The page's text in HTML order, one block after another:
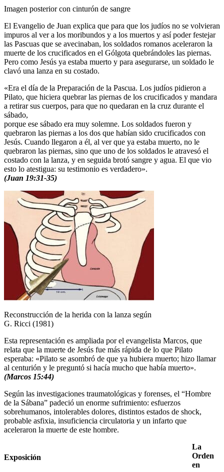
Imagen posterior con cinturón de sangre
El Evangelio de Juan explica que para que los judíos no se volvieran
impuros al ver a los moribundos y a los muertos y así poder festejar
las Pascuas que se avecinaban, los soldados romanos aceleraron la
muerte de los crucificados en el Gólgota quebrándoles las piernas.
Pero como Jesús ya estaba muerto y para asegurarse, un soldado le
clavó una lanza en su costado.
«Era el día de la Preparación de la Pascua. Los judíos pidieron a
Pilato, que hiciera quebrar las piernas de los crucificados y mandara
a retirar sus cuerpos, para que no quedaran en la cruz durante el
sábado,
porque ese sábado era muy solemne. Los soldados fueron y
quebraron las piernas a los dos que habían sido crucificados con
Jesús. Cuando llegaron a él, al ver que ya estaba muerto, no le
quebraron las piernas, sino que uno de los soldados le atravesó el
costado con la lanza, y en seguida brotó sangre y agua. El que vio
esto lo atestigua: su testimonio es verdadero».
(Juan 19:31-35)
Reconstrucción de la herida con la lanza según
G. Ricci (1981)
Esta representación es ampliada por el evangelista Marcos, que
relata que la muerte de Jesús fue más rápida de lo que Pilato
esperaba: «Pilato se asombró de que ya hubiera muerto; hizo llamar
al centurión y le preguntó si hacía mucho que había muerto».
(Marcos 15:44)
Según las investigaciones traumatológicas y forenses, el “Hombre
de la Sábana” padeció un enorme sufrimiento: esfuerzos
sobrehumanos, intolerables dolores, distintos estados de shock,
probable asfixia, insuficiencia circulatoria y un infarto que
aceleraron la muerte de este hombre.
Exposición
La
Orden
en